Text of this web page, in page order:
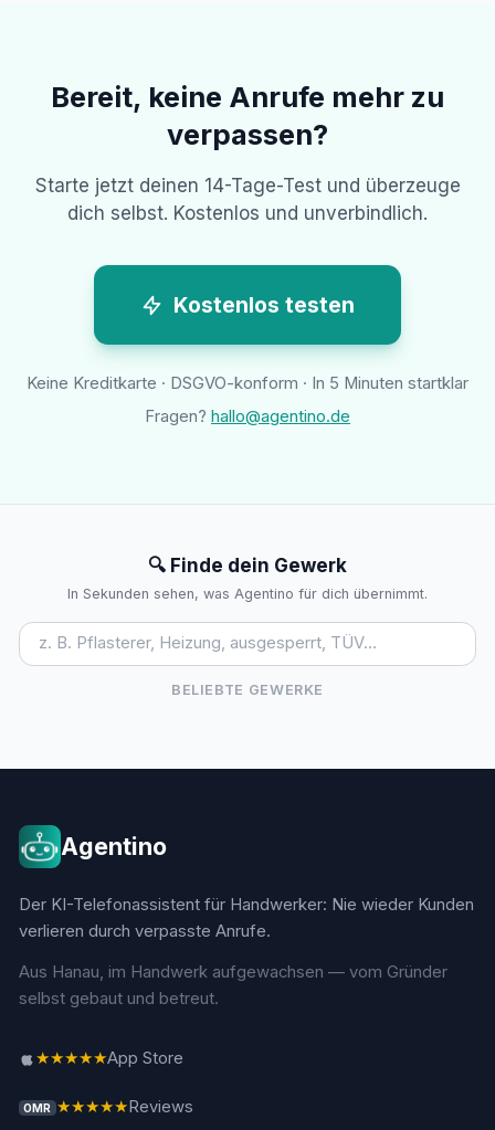
Bereit, keine Anrufe mehr zu
verpassen?
Starte jetzt deinen 14-Tage-Test und überzeuge
dich selbst. Kostenlos und unverbindlich.
Kostenlos testen
Keine Kreditkarte · DSGVO-konform · In 5 Minuten startklar
Fragen? hallo@agentino.de
🔍 Finde dein Gewerk
In Sekunden sehen, was Agentino für dich übernimmt.
BELIEBTE GEWERKE
Agentino
Der KI-Telefonassistent für Handwerker: Nie wieder Kunden
verlieren durch verpasste Anrufe.
Aus Hanau, im Handwerk aufgewachsen — vom Gründer
selbst gebaut und betreut.
★★★★★App Store
OMR ★★★★★ Reviews